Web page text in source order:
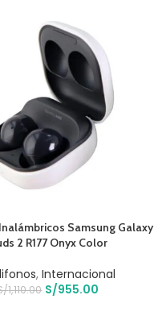
Samsung Galaxy
2 R177 Onyx Color
,Internacional
1,110.00 S/955.00